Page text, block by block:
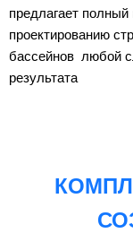
предлагает полный
проектированию
бассейнов любой
результата